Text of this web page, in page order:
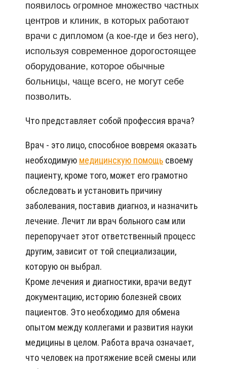
появилось огромное множество частных
центров и клиник, в которых работают
врачи с дипломом (а кое-где и без него),
используя современное дорогостоящее
оборудование, которое обычные
больницы, чаще всего, не могут себе
позволить.
Что представляет собой профессия врача?
Врач - это лицо, способное вовремя оказать
необходимую медицинскую помощь своему
пациенту, кроме того, может его грамотно
обследовать и установить причину
заболевания, поставив диагноз, и назначить
лечение. Лечит ли врач больного сам или
перепоручает этот ответственный процесс
другим, зависит от той специализации,
которую он выбрал.
Кроме лечения и диагностики, врачи ведут
документацию, историю болезней своих
пациентов. Это необходимо для обмена
опытом между коллегами и развития науки
медицины в целом. Работа врача означает,
что человек на протяжение всей смены или